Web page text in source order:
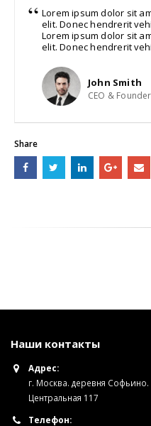
Lorem ipsum dolor sit
elit. Donec hendrerit
Lorem ipsum dolor sit
elit. Donec hendrerit
John Smith
CEO &
Share
Наши контакты
Адрес:
г. Москва. деревня Софьино.
Центральная 117
Телефон: